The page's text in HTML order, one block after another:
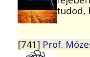
tudod,
[741] Prof.